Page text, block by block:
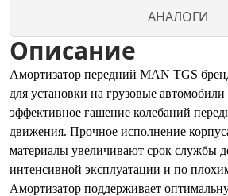
АНАЛОГИ
Описание
Амортизатор передний MAN TGS
для установки на грузовые автомобили
эффективное гашение колебаний
движения. Прочное исполнение
материалы увеличивают срок службы
интенсивной эксплуатации и по
Амортизатор поддерживает